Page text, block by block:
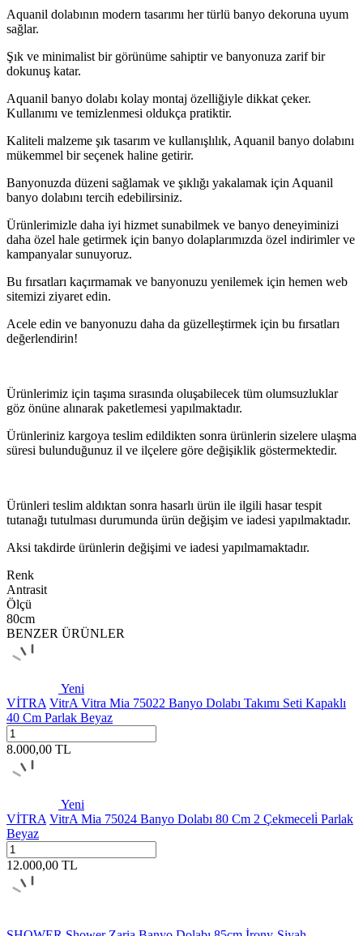
Aquanil dolabının modern tasarımı her türlü banyo dekoruna uyum
sağlar.
Şık ve minimalist bir görünüme sahiptir ve banyonuza zarif bir
dokunuş katar.
Aquanil banyo dolabı kolay montaj özelliğiyle dikkat çeker.
Kullanımı ve temizlenmesi oldukça pratiktir.
Kaliteli malzeme şık tasarım ve kullanışlılık, Aquanil banyo dolabını
mükemmel bir seçenek haline getirir.
Banyonuzda düzeni sağlamak ve şıklığı yakalamak için Aquanil
banyo dolabını tercih edebilirsiniz.
Ürünlerimizle daha iyi hizmet sunabilmek ve banyo deneyiminizi
daha özel hale getirmek için banyo dolaplarımızda özel indirimler ve
kampanyalar sunuyoruz.
Bu fırsatları kaçırmamak ve banyonuzu yenilemek için hemen web
sitemizi ziyaret edin.
Acele edin ve banyonuzu daha da güzelleştirmek için bu fırsatları
değerlendirin!
Ürünlerimiz için taşıma sırasında oluşabilecek tüm olumsuzluklar
göz önüne alınarak paketlemesi yapılmaktadır.
Ürünleriniz kargoya teslim edildikten sonra ürünlerin sizelere ulaşma
süresi bulunduğunuz il ve ilçelere göre değişiklik göstermektedir.
Ürünleri teslim aldıktan sonra hasarlı ürün ile ilgili hasar tespit
tutanağı tutulması durumunda ürün değişim ve iadesi yapılmaktadır.
Aksi takdirde ürünlerin değişimi ve iadesi yapılmamaktadır.
Renk
Antrasit
Ölçü
80cm
BENZER ÜRÜNLER
Yeni
VİTRA VitrA Vitra Mia 75022 Banyo Dolabı Takımı Seti Kapaklı
40 Cm Parlak Beyaz
8.000,00 TL
Yeni
VİTRA VitrA Mia 75024 Banyo Dolabı 80 Cm 2 Çekmeceli̇ Parlak
Beyaz
12.000,00 TL